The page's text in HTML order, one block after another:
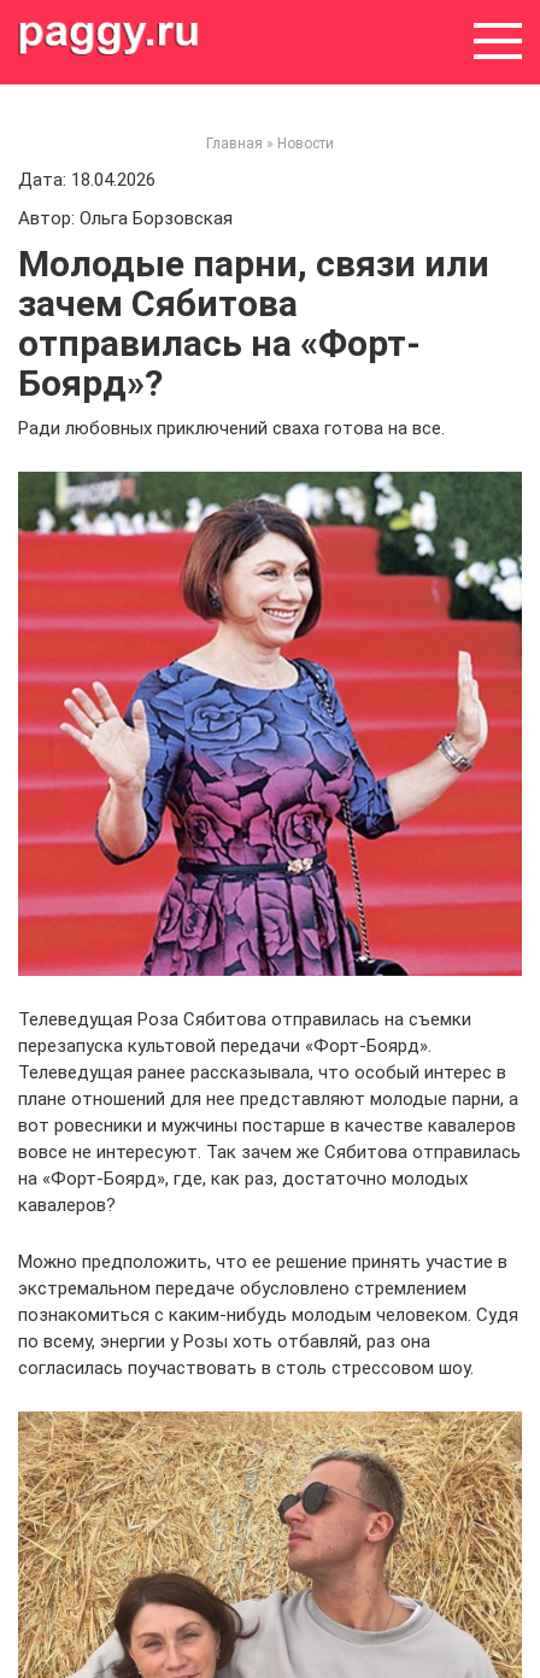
Главная » Новости
Дата: 18.04.2026
Автор: Ольга Борзовская
Молодые парни, связи или
зачем Сябитова
отправилась на «Форт-
Боярд»?
Ради любовных приключений сваха готова на все.
Телеведущая Роза Сябитова отправилась на съемки
перезапуска культовой передачи «Форт-Боярд».
Телеведущая ранее рассказывала, что особый интерес в
плане отношений для нее представляют молодые парни, а
вот ровесники и мужчины постарше в качестве кавалеров
вовсе не интересуют. Так зачем же Сябитова отправилась
на «Форт-Боярд», где, как раз, достаточно молодых
кавалеров?
Можно предположить, что ее решение принять участие в
экстремальном передаче обусловлено стремлением
познакомиться с каким-нибудь молодым человеком. Судя
по всему, энергии у Розы хоть отбавляй, раз она
согласилась поучаствовать в столь стрессовом шоу.